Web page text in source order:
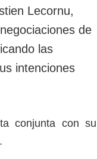
Lecornu,
de
las
intenciones
conjunta con su